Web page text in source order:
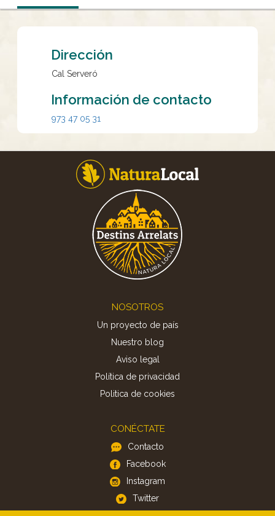
Dirección
Cal Serveró
Información de contacto
973 47 05 31
NOSOTROS
Un proyecto de país
Nuestro blog
Aviso legal
Política de privacidad
Politica de cookies
CONÉCTATE
Contacto
Facebook
Instagram
Twitter